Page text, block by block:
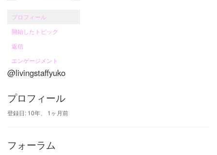
プロフィール
開始したトピック
返信
エンゲージメント
@livingstaffyuko
プロフィール
登録日: 10年、 1ヶ月前
フォーラム